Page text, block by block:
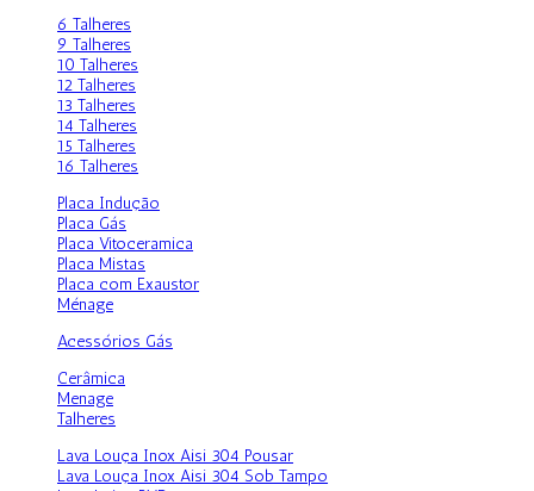
6 Talheres
9 Talheres
10 Talheres
12 Talheres
13 Talheres
14 Talheres
15 Talheres
16 Talheres
Placa Indução
Placa Gás
Placa Vitoceramica
Placa Mistas
Placa com Exaustor
Ménage
Acessórios Gás
Cerâmica
Menage
Talheres
Lava Louça Inox Aisi 304 Pousar
Lava Louça Inox Aisi 304 Sob Tampo